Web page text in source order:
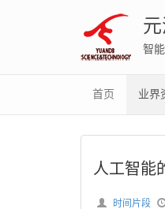
智
首页 业界
人工智能
时间片段